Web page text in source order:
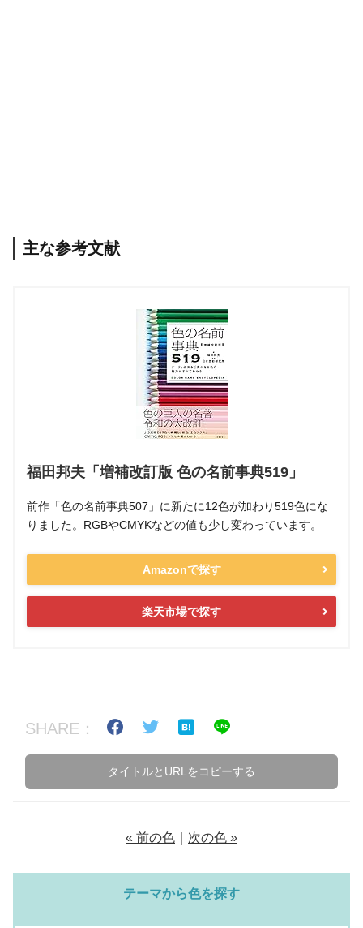
主な参考文献
福田邦夫「増補改訂版 色の名前事典519」
前作「色の名前事典507」に新たに12色が加わり519色にな
りました。RGBやCMYKなどの値も少し変わっています。
Amazonで探す
楽天市場で探す
SHARE：
タイトルとURLをコピーする
« 前の色 次の色 »
テーマから色を探す